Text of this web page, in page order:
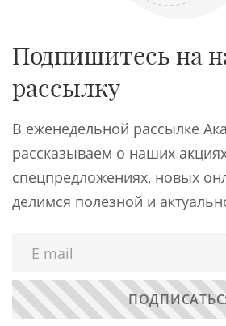
Подпишитесь на
рассылку
В еженедельной рассылке
рассказываем о наших
спецпредложениях, новых
делимся полезной и